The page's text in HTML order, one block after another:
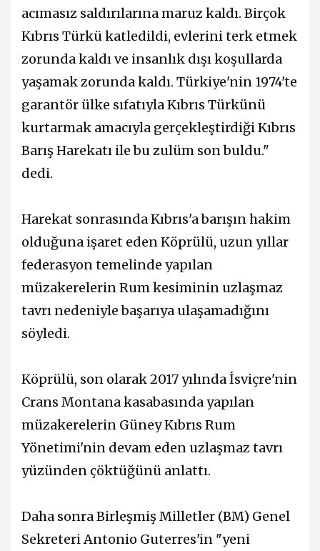
acımasız saldırılarına maruz kaldı. Birçok
Kıbrıs Türkü katledildi, evlerini terk etmek
zorunda kaldı ve insanlık dışı koşullarda
yaşamak zorunda kaldı. Türkiye'nin 1974'te
garantör ülke sıfatıyla Kıbrıs Türkünü
kurtarmak amacıyla gerçekleştirdiği Kıbrıs
Barış Harekatı ile bu zulüm son buldu."
dedi.
Harekat sonrasında Kıbrıs'a barışın hakim
olduğuna işaret eden Köprülü, uzun yıllar
federasyon temelinde yapılan
müzakerelerin Rum kesiminin uzlaşmaz
tavrı nedeniyle başarıya ulaşamadığını
söyledi.
Köprülü, son olarak 2017 yılında İsviçre'nin
Crans Montana kasabasında yapılan
müzakerelerin Güney Kıbrıs Rum
Yönetimi'nin devam eden uzlaşmaz tavrı
yüzünden çöktüğünü anlattı.
Daha sonra Birleşmiş Milletler (BM) Genel
Sekreteri Antonio Guterres'in "yeni